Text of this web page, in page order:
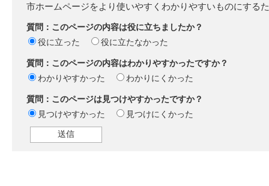
市ホームページをより使いやすくわかりやすいものにする
質問：このページの内容は役に立ちましたか？
役に立った
役に立たなかった
質問：このページの内容はわかりやすかったですか？
わかりやすかった
わかりにくかった
質問：このページは見つけやすかったですか？
見つけやすかった
見つけにくかった